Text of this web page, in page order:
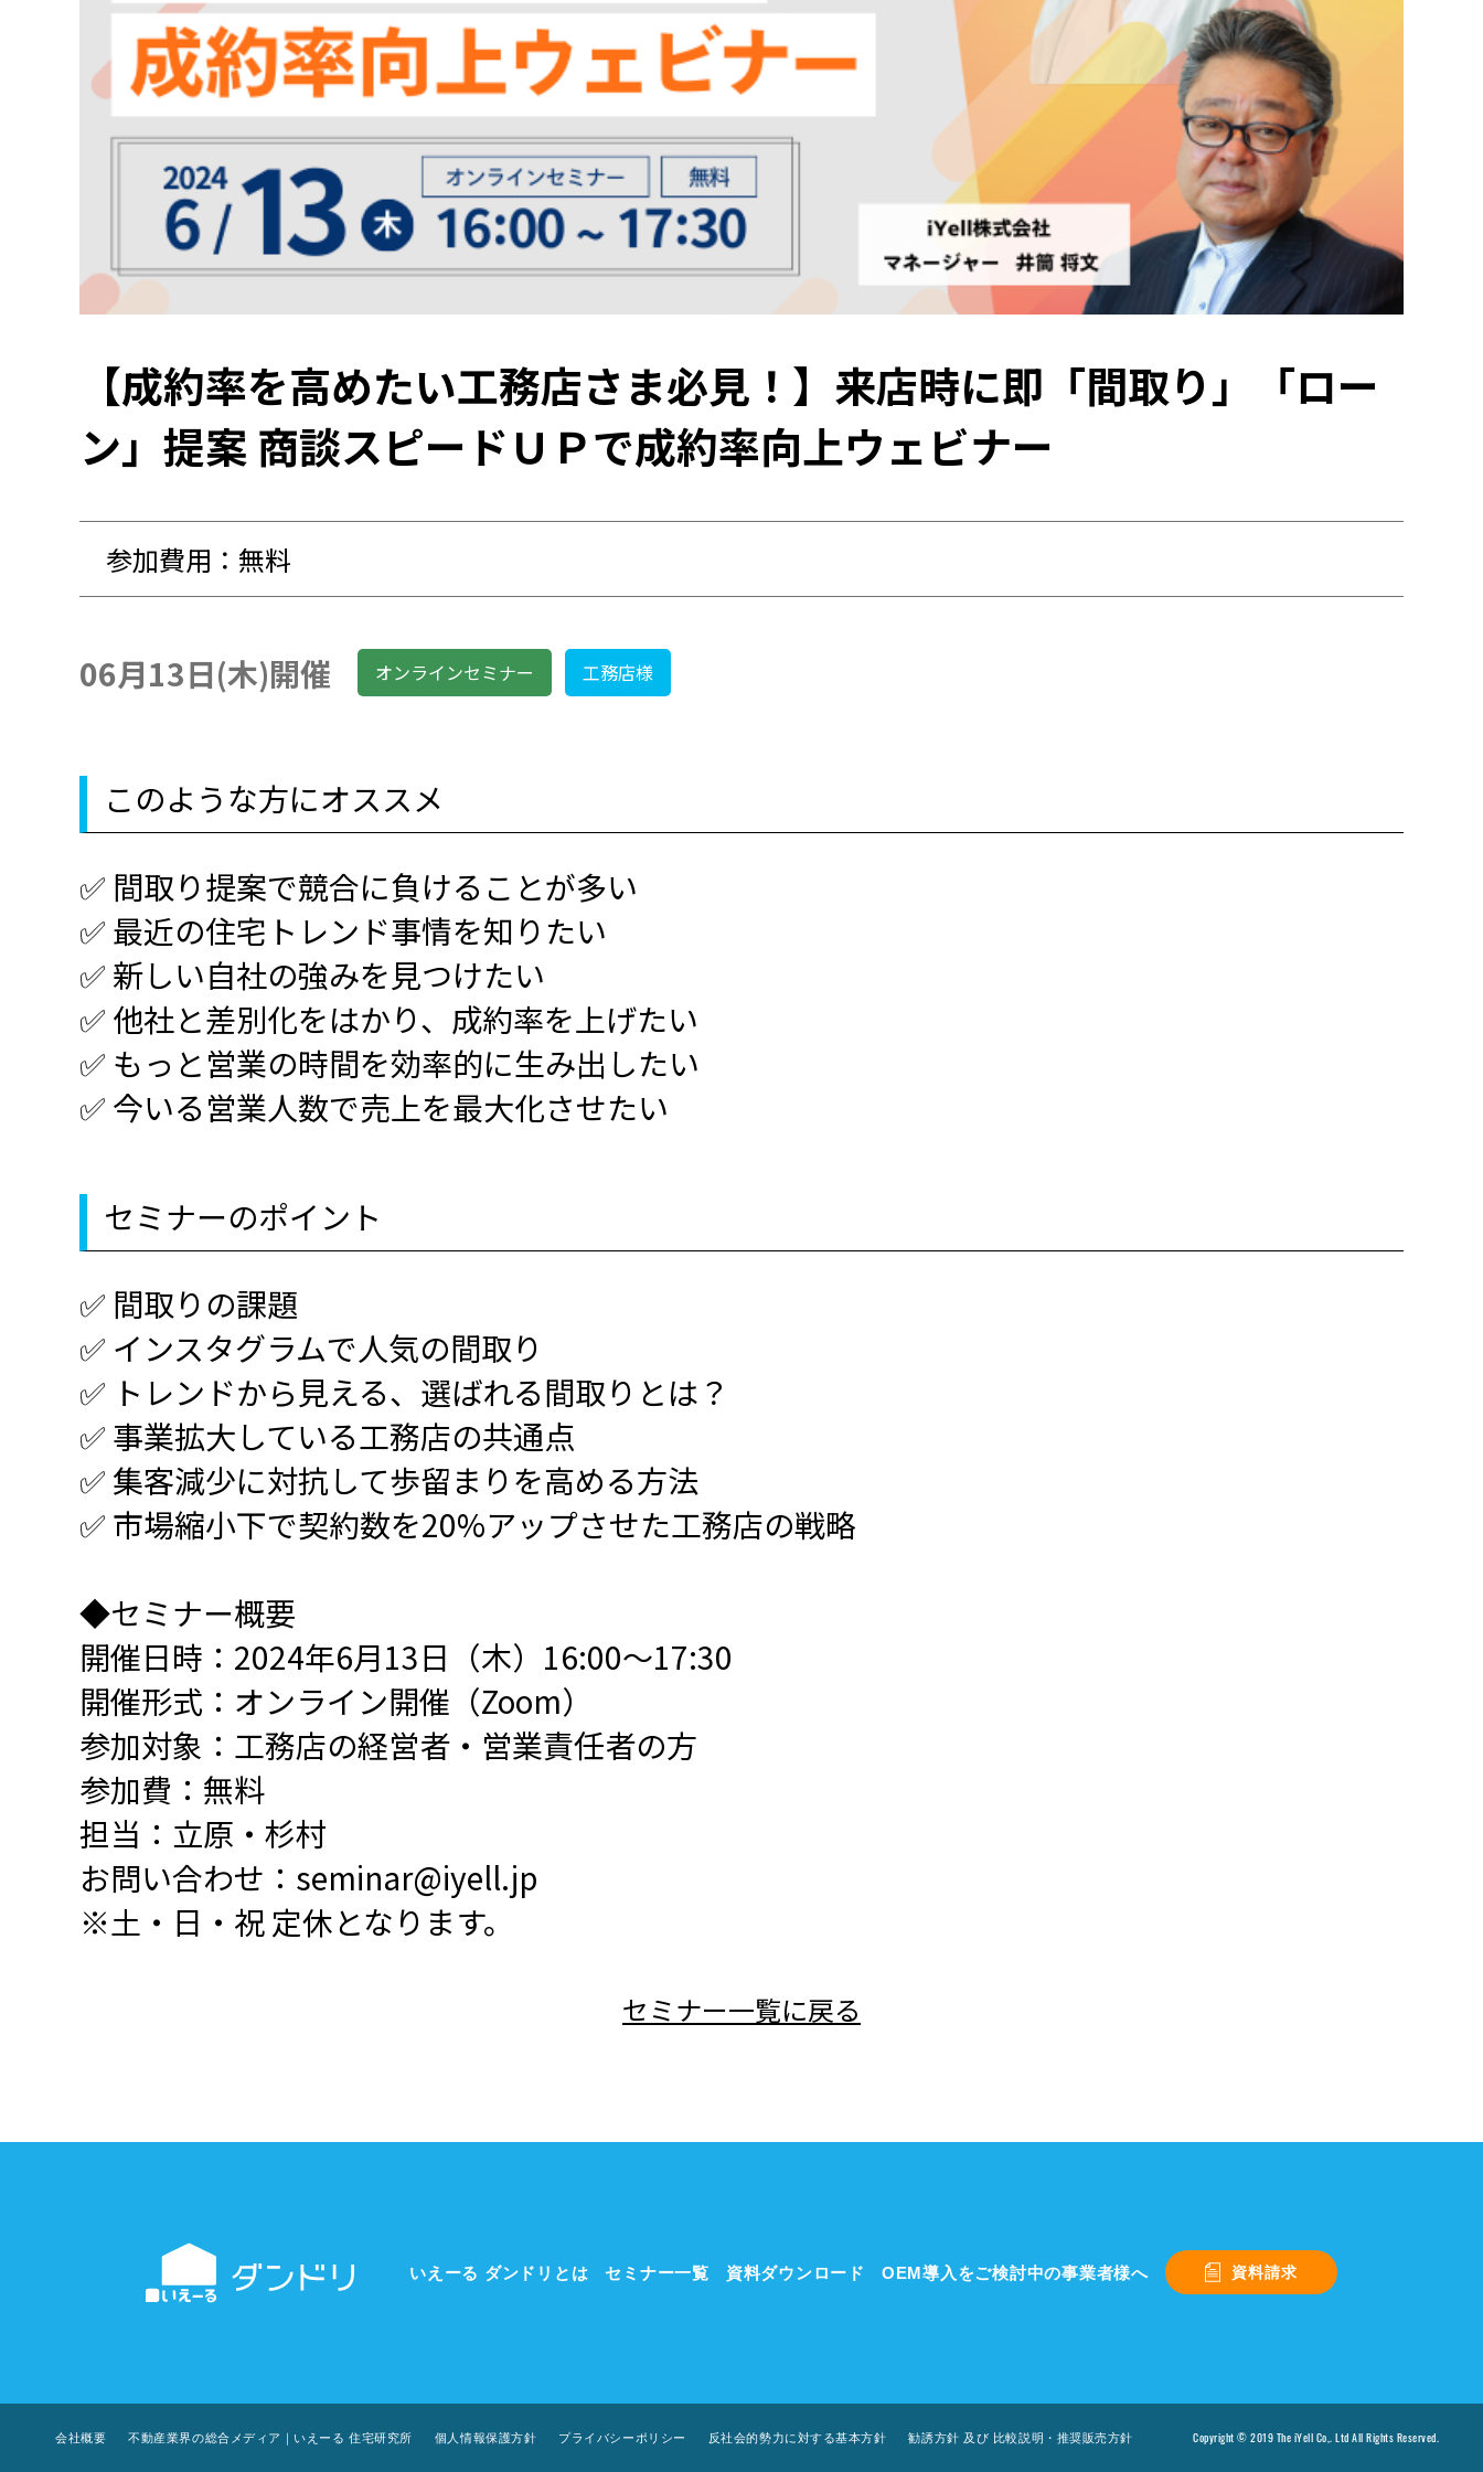
【成約率を高めたい工務店さま必見！】来店時に即「間取り」「ロー
ン」提案 商談スピードＵＰで成約率向上ウェビナー
参加費用：無料
06月13日(木)開催 オンラインセミナー 工務店様
このような方にオススメ
✅ 間取り提案で競合に負けることが多い
✅ 最近の住宅トレンド事情を知りたい
✅ 新しい自社の強みを見つけたい
✅ 他社と差別化をはかり、成約率を上げたい
✅ もっと営業の時間を効率的に生み出したい
✅ 今いる営業人数で売上を最大化させたい
セミナーのポイント
✅ 間取りの課題
✅ インスタグラムで人気の間取り
✅ トレンドから見える、選ばれる間取りとは？
✅ 事業拡大している工務店の共通点
✅ 集客減少に対抗して歩留まりを高める方法
✅ 市場縮小下で契約数を20%アップさせた工務店の戦略
◆セミナー概要
開催日時：2024年6月13日（木）16:00～17:30
開催形式：オンライン開催（Zoom）
参加対象：工務店の経営者・営業責任者の方
参加費：無料
担当：立原・杉村
お問い合わせ：seminar@iyell.jp
※土・日・祝 定休となります。
セミナー一覧に戻る
いえーる ダンドリとは セミナー一覧 資料ダウンロード OEM導入をご検討中の事業者様へ 資料請求
会社概要 不動産業界の総合メディア｜いえーる 住宅研究所 個人情報保護方針 プライバシーポリシー 反社会的勢力に対する基本方針 勧誘方針 及び 比較説明・推奨販売方針 Copyright © 2019 The iYell Co,. Ltd All Rights Reserved.